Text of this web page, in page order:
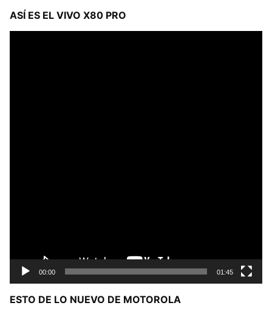
ASÍ ES EL VIVO X80 PRO
00:00 01:45
ESTO DE LO NUEVO DE MOTOROLA